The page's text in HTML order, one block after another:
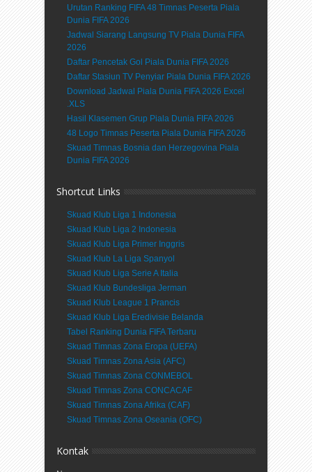
Urutan Ranking FIFA 48 Timnas Peserta Piala
Dunia FIFA 2026
Jadwal Siarang Langsung TV Piala Dunia FIFA
2026
Daftar Pencetak Gol Piala Dunia FIFA 2026
Daftar Stasiun TV Penyiar Piala Dunia FIFA 2026
Download Jadwal Piala Dunia FIFA 2026 Excel
.XLS
Hasil Klasemen Grup Piala Dunia FIFA 2026
48 Logo Timnas Peserta Piala Dunia FIFA 2026
Skuad Timnas Bosnia dan Herzegovina Piala
Dunia FIFA 2026
Shortcut Links
Skuad Klub Liga 1 Indonesia
Skuad Klub Liga 2 Indonesia
Skuad Klub Liga Primer Inggris
Skuad Klub La Liga Spanyol
Skuad Klub Liga Serie A Italia
Skuad Klub Bundesliga Jerman
Skuad Klub League 1 Prancis
Skuad Klub Liga Eredivisie Belanda
Tabel Ranking Dunia FIFA Terbaru
Skuad Timnas Zona Eropa (UEFA)
Skuad Timnas Zona Asia (AFC)
Skuad Timnas Zona CONMEBOL
Skuad Timnas Zona CONCACAF
Skuad Timnas Zona Afrika (CAF)
Skuad Timnas Zona Oseania (OFC)
Kontak